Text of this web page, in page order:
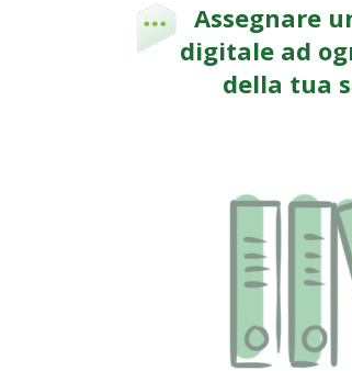
Assegnare
digitale ad
della tua